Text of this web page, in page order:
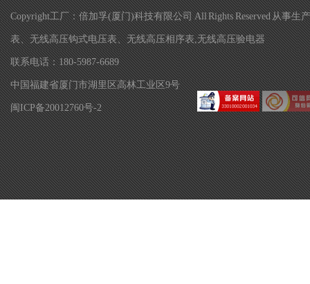
Copyright工厂：倍加孚(厦门)科技有限公司 All Rights Reserved 从事
表、无线高压钩式电压表、无线高压相序表,无线高压验电器
联系电话：180-5987-6689
中国福建省厦门市湖里区高林工业区9号
闽ICP备20012760号-2